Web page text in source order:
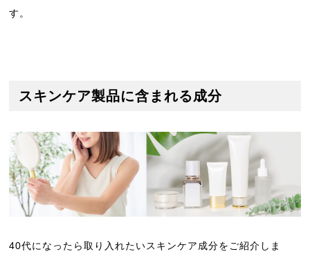
す。
スキンケア製品に含まれる成分
40代になったら取り入れたいスキンケア成分をご紹介しま